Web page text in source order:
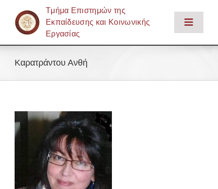
περιεχόμενο
Tμήμα Επιστημών της
Εκπαίδευσης και Κοινωνικής
Εργασίας
Toggle
Το Τμήμα
Εκπαίδευση
Προσωπικό
Φοιτητική Ζωή – Υπηρεσίες
Ενημέρωση
Επικοινωνία
Καρατράντου Ανθή